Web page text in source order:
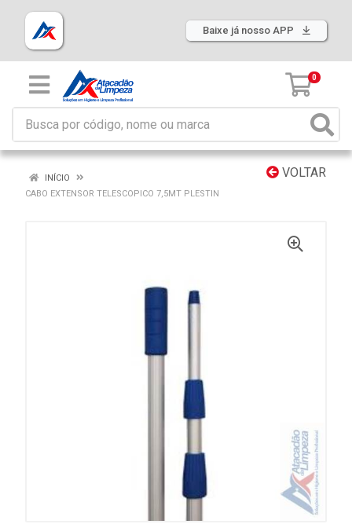
Baixe já nosso APP
0
VOLTAR
INÍCIO
CABO EXTENSOR TELESCOPICO 7,5MT PLESTIN